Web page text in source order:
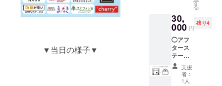
▼当日の様子▼
リアに
は入場
できま
せんの
で忘れ
ないよ
うお持
ちくだ
さい。
レット
に掲載
ご希望
のお名
前をご
記入く
ださい
（1つで
お願い
方オス
スメで
メイン
ステー
ジ以外
には優
先ブ
ロック
Thank
youメッ
セージ
優先エ
リアに
入場で
きるリ
ストバ
ンド装
す
る
30,
000 円
残り4
◯アフ
タース
テージ
で写真
撮影を
する権
支援
者：
1人